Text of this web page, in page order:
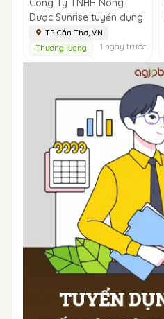
Công Ty TNHH Nông
Dược Sunrise tuyển dụng
TP. Cần Thơ, VN
Thương lượng
1 ngày trước